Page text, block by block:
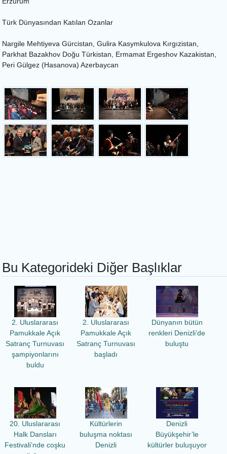
Türk Dünyasından Katılan Ozanlar
Nargile Mehtiyeva Gürcistan, Gulira Kasymkulova Kırgızistan,
Parkhat Bazakhov Doğu Türkistan, Ermamat Ergeshov Kazakistan,
Peri Gülgez (Hasanova) Azerbaycan
Bu Kategorideki Diğer Başlıklar
2. Uluslararası
Pamukkale Açık
Satranç Turnuvası
şampiyonlarını
buldu
2. Uluslararası
Pamukkale Açık
Satranç Turnuvası
başladı
Dünyanın bütün
renkleri Denizli’de
buluştu
20. Uluslararası
Halk Dansları
Festivali’nde coşku
Kültürlerin
buluşma noktası
Denizli
Denizli
Büyükşehir’le
kültürler buluşuyor